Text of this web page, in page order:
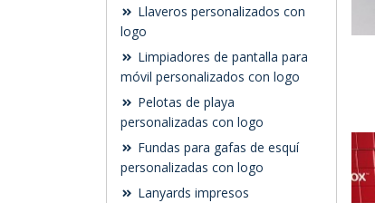
Llaveros personalizados con
logo
Limpiadores de pantalla para
móvil personalizados con logo
Pelotas de playa
personalizadas con logo
Fundas para gafas de esquí
personalizadas con logo
Lanyards impresos